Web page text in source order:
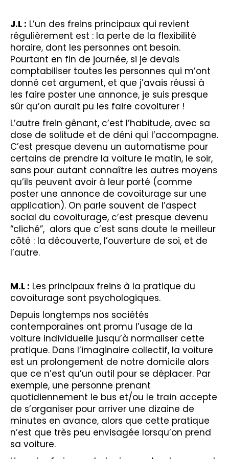
J.L : L’un des freins principaux qui revient
régulièrement est : la perte de la flexibilité
horaire, dont les personnes ont besoin.
Pourtant en fin de journée, si je devais
comptabiliser toutes les personnes qui m’ont
donné cet argument, et que j’avais réussi à
les faire poster une annonce, je suis presque
sûr qu’on aurait pu les faire covoiturer !
L’autre frein gênant, c’est l’habitude, avec sa
dose de solitude et de déni qui l’accompagne.
C’est presque devenu un automatisme pour
certains de prendre la voiture le matin, le soir,
sans pour autant connaître les autres moyens
qu’ils peuvent avoir à leur porté (comme
poster une annonce de covoiturage sur une
application). On parle souvent de l’aspect
social du covoiturage, c’est presque devenu
“cliché”, alors que c’est sans doute le meilleur
côté : la découverte, l’ouverture de soi, et de
l’autre.
M.L : Les principaux freins à la pratique du
covoiturage sont psychologiques.
Depuis longtemps nos sociétés
contemporaines ont promu l’usage de la
voiture individuelle jusqu’à normaliser cette
pratique. Dans l’imaginaire collectif, la voiture
est un prolongement de notre domicile alors
que ce n’est qu’un outil pour se déplacer. Par
exemple, une personne prenant
quotidiennement le bus et/ou le train accepte
de s’organiser pour arriver une dizaine de
minutes en avance, alors que cette pratique
n’est que très peu envisagée lorsqu’on prend
sa voiture.